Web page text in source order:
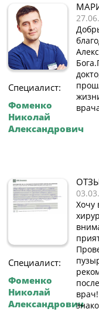
Специалист:
Фоменко
Николай
Александрович
Специалист:
Фоменко
Николай
Александрович
Хочу